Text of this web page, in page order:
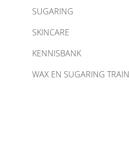
SUGARING
SKINCARE
KENNISBANK
WAX EN SUGARING